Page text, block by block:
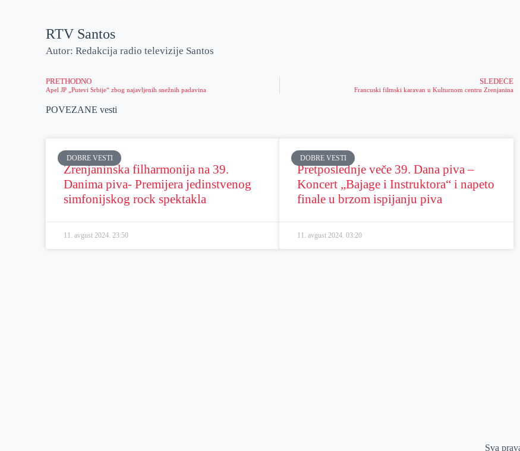
RTV Santos
Autor: Redakcija radio televizije Santos
PRETHODNO
Apel JP „Putevi Srbije“ zbog najavljenih snežnih padavina
SLEDEĆE
Francuski filmski karavan u Kulturnom centru Zrenjanina
POVEZANE vesti
DOBRE VESTI
Zrenjaninska filharmonija na 39.
Danima piva- Premijera jedinstvenog
simfonijskog rock spektakla
11. avgust 2024. 23:50
DOBRE VESTI
Pretposlednje veče 39. Dana piva –
Koncert „Bajage i Instruktora“ i napeto
finale u brzom ispijanju piva
11. avgust 2024.03:20
Sva